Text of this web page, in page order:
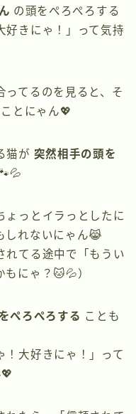
の頭をぺろぺろする
好きにゃ！」って気持
ってるのを見ると、そ
とにゃん💖
猫が 突然相手の頭を
ょっとイラっとしたに
しれないにゃん😹
れてる途中で「もうい
にゃ？🐱💦）
ぺろぺろする ことも
！大好きにゃ！」って